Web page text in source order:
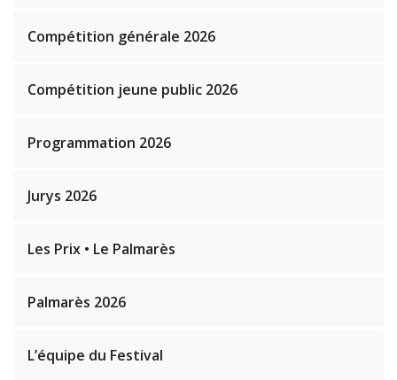
Compétition générale 2026
Compétition jeune public 2026
Programmation 2026
Jurys 2026
Les Prix • Le Palmarès
Palmarès 2026
L’équipe du Festival